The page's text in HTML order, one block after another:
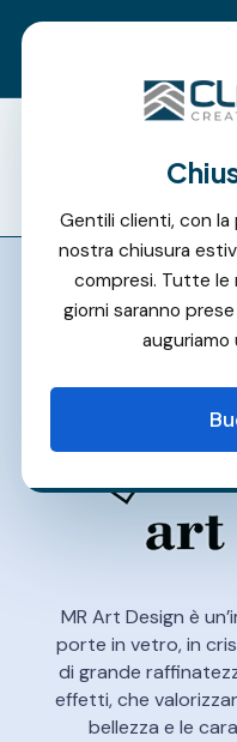
Gentili clienti, con
nostra chiusura
compresi. Tutte
giorni saranno
MR Art Design è
porte in vetro, in
di grande
effetti, che
bellezza e le